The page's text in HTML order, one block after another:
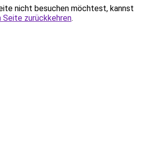
nicht besuchen möchtest, kannst
Seite zurückkehren.